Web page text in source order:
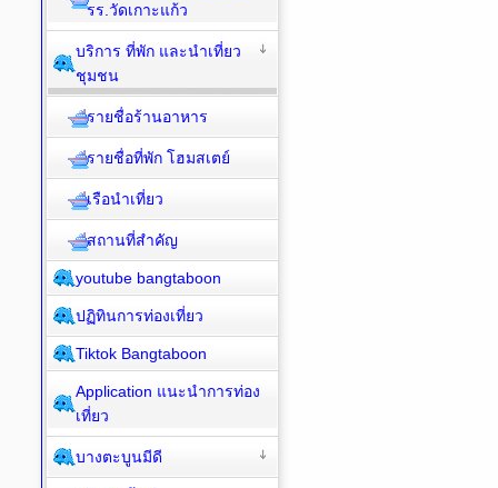
รร.วัดเกาะแก้ว
บริการ ที่พัก และนำเที่ยว
ชุมชน
รายชื่อร้านอาหาร
รายชื่อที่พัก โฮมสเตย์
เรือนำเที่ยว
สถานที่สำคัญ
youtube bangtaboon
ปฏิทินการท่องเที่ยว
Tiktok Bangtaboon
Application แนะนำการท่อง
เที่ยว
บางตะบูนมีดี